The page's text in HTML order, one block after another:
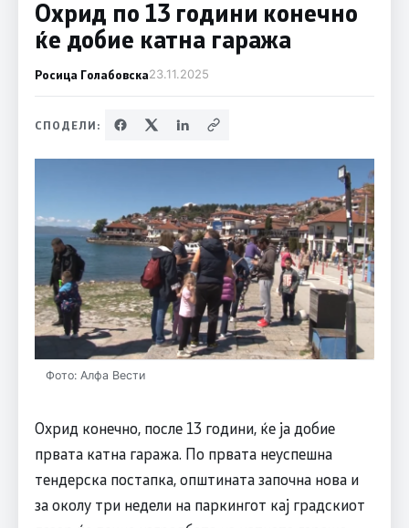
Охрид по 13 години конечно
ќе добие катна гаража
Росица Голабовска23.11.2025
СПОДЕЛИ:
Фото: Алфа Вести
Охрид конечно, после 13 години, ќе ја добие
првата катна гаража. По првата неуспешна
тендерска постапка, општината започна нова и
за околу три недели на паркингот кај градскиот